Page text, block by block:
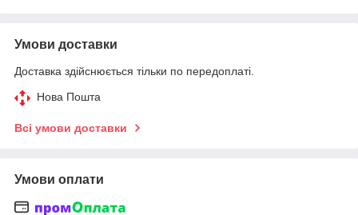
Умови доставки
Доставка здійснюється тільки по передоплаті.
Нова Пошта
Всі умови доставки
Умови оплати